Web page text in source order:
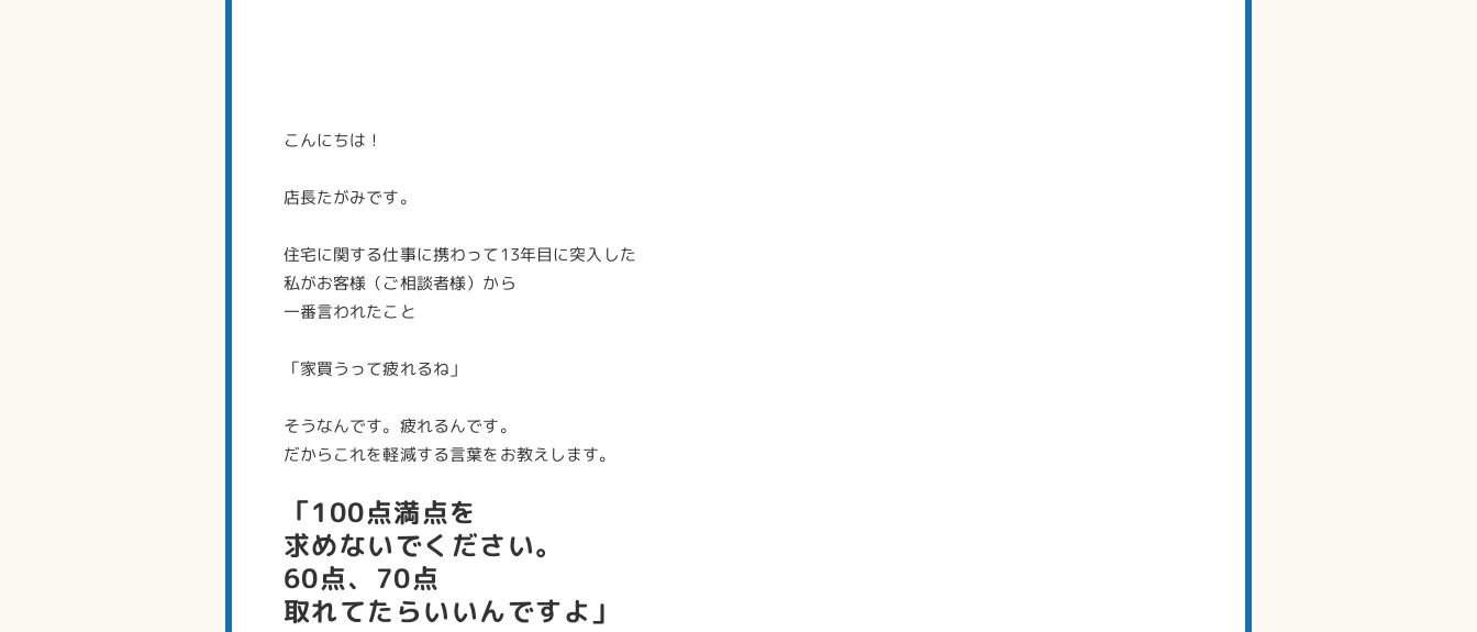
こんにちは！
店長たがみです。
住宅に関する仕事に携わって13年目に突入した
私がお客様（ご相談者様）から
一番言われたこと
「家買うって疲れるね」
そうなんです。疲れるんです。
だからこれを軽減する言葉をお教えします。
「100点満点を
求めないでください。
60点、70点
取れてたらいいんですよ」